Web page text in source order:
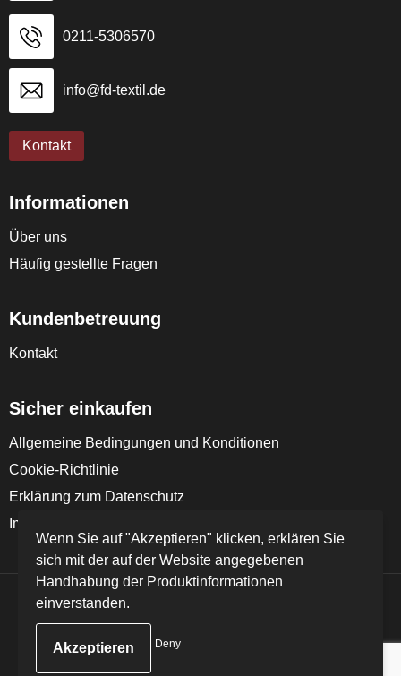
0211-5306570
info@fd-textil.de
Kontakt
Informationen
Über uns
Häufig gestellte Fragen
Kundenbetreuung
Kontakt
Sicher einkaufen
Allgemeine Bedingungen und Konditionen
Cookie-Richtlinie
Erklärung zum Datenschutz
Impressum
© Copyright FD Textil GmbH & Co. KG 2024
Wenn Sie auf "Akzeptieren" klicken, erklären Sie
sich mit der auf der Website angegebenen
Handhabung der Produktinformationen
einverstanden.
Deny